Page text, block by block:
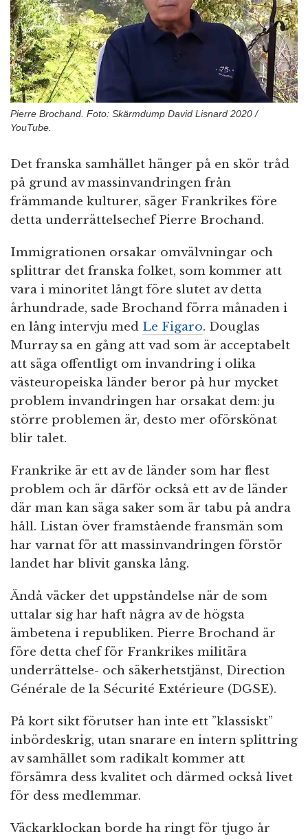
Pierre Brochand. Foto: Skärmdump David Lisnard 2020 /
YouTube.
Det franska samhället hänger på en skör tråd
på grund av massinvandringen från
främmande kulturer, säger Frankrikes före
detta underrättelsechef Pierre Brochand.
Immigrationen orsakar omvälvningar och
splittrar det franska folket, som kommer att
vara i minoritet långt före slutet av detta
århundrade, sade Brochand förra månaden i
en lång intervju med Le Figaro. Douglas
Murray sa en gång att vad som är acceptabelt
att säga offentligt om invandring i olika
västeuropeiska länder beror på hur mycket
problem invandringen har orsakat dem: ju
större problemen är, desto mer oförskönat
blir talet.
Frankrike är ett av de länder som har flest
problem och är därför också ett av de länder
där man kan säga saker som är tabu på andra
håll. Listan över framstående fransmän som
har varnat för att massinvandringen förstör
landet har blivit ganska lång.
Ändå väcker det uppståndelse när de som
uttalar sig har haft några av de högsta
ämbetena i republiken. Pierre Brochand är
före detta chef för Frankrikes militära
underrättelse- och säkerhetstjänst, Direction
Générale de la Sécurité Extérieure (DGSE).
På kort sikt förutser han inte ett ”klassiskt”
inbördeskrig, utan snarare en intern splittring
av samhället som radikalt kommer att
försämra dess kvalitet och därmed också livet
för dess medlemmar.
Väckarklockan borde ha ringt för tjugo år